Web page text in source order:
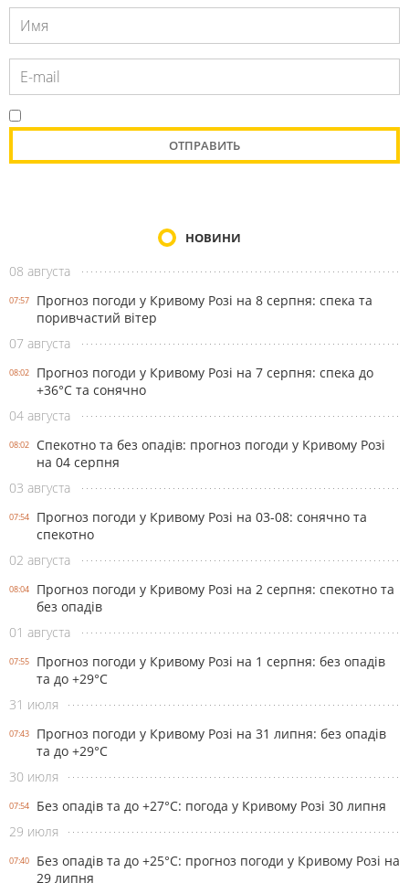
НОВИНИ
08 августа
07:57
Прогноз погоди у Кривому Розі на 8 серпня: спека та
поривчастий вітер
07 августа
08:02
Прогноз погоди у Кривому Розі на 7 серпня: спека до
+36°С та сонячно
04 августа
08:02
Спекотно та без опадів: прогноз погоди у Кривому Розі
на 04 серпня
03 августа
07:54
Прогноз погоди у Кривому Розі на 03-08: сонячно та
спекотно
02 августа
08:04
Прогноз погоди у Кривому Розі на 2 серпня: спекотно та
без опадів
01 августа
07:55
Прогноз погоди у Кривому Розі на 1 серпня: без опадів
та до +29°С
31 июля
07:43
Прогноз погоди у Кривому Розі на 31 липня: без опадів
та до +29°С
30 июля
07:54
Без опадів та до +27°С: погода у Кривому Розі 30 липня
29 июля
07:40
Без опадів та до +25°С: прогноз погоди у Кривому Розі на
29 липня